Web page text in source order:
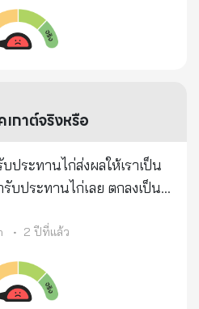
บครัวก็ไม่เคยกินเห็ดนางฟ้า
นกินทั้งประเทศ เวรกรรมจะ
ว่าจะหายหรือไม่ และลูก
ทีละ
ะทุกคนที่ทำงานโรงเพาะ
หน่ายต่อ ซึ่งล่าสุดก็มา
ว่า
ตรงจุดนี้ จึงมีร่างกาย
หารของประเทศ ได้มีการ
รใช้วัตถุกันเสีย (กรดเบนโซ
วยงานที่เกี่ยวข้อง ดำเนิน
หารประเภทเส้น บางชนิดมี
ยับยั้งการเจริญเติบโต หรือ
ส่งผลกระทบต่อสุขภาพ โดย
ากได้รับในปริมาณน้อย
ได้ ซึ่งข้อมูลของคณะกรรมการ
เกาต์จริงหรือ
ประทานไก่ส่งผลให้เราเป็น
รับประทานไก่เลย ตกลงเป็น
• 2 ปีที่แล้ว